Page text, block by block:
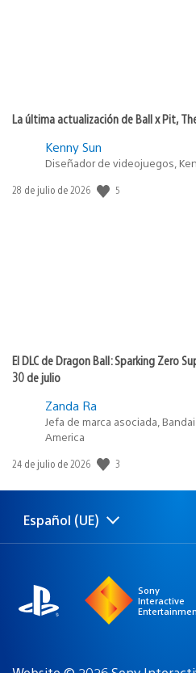
La última actualización de Ball x Pit,
Kenny Sun
Diseñador de videojuegos,
Fecha
28 de julio de 2026 5
El DLC de Dragon Ball: Sparking Zero
30 de julio
Zanda Ra
Jefa de marca asociada,
America
Fecha
publicación:
24 de julio de 2026 3
Selecciona
Región
Español (UE)
Sony
Interactive